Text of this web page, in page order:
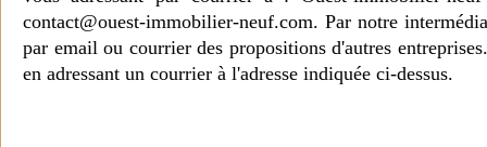
contact@ouest-immobilier-neuf.com. Par notre
par email ou courrier des propositions d'autres
en adressant un courrier à l'adresse indiquée ci-dessus.